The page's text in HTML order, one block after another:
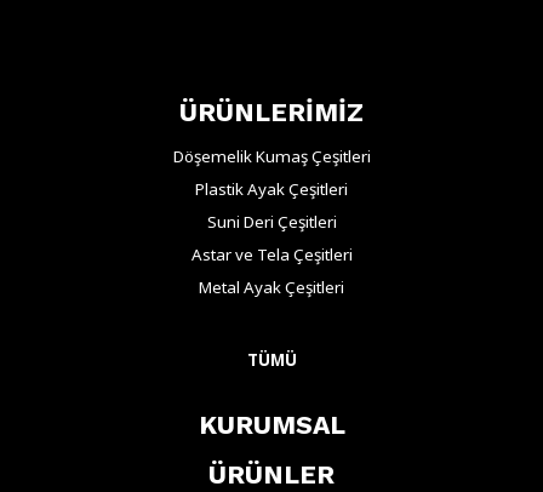
ÜRÜNLERİMİZ
Döşemelik Kumaş Çeşitleri
Plastik Ayak Çeşitleri
Suni Deri Çeşitleri
Astar ve Tela Çeşitleri
Metal Ayak Çeşitleri
TÜMÜ
KURUMSAL
ÜRÜNLER